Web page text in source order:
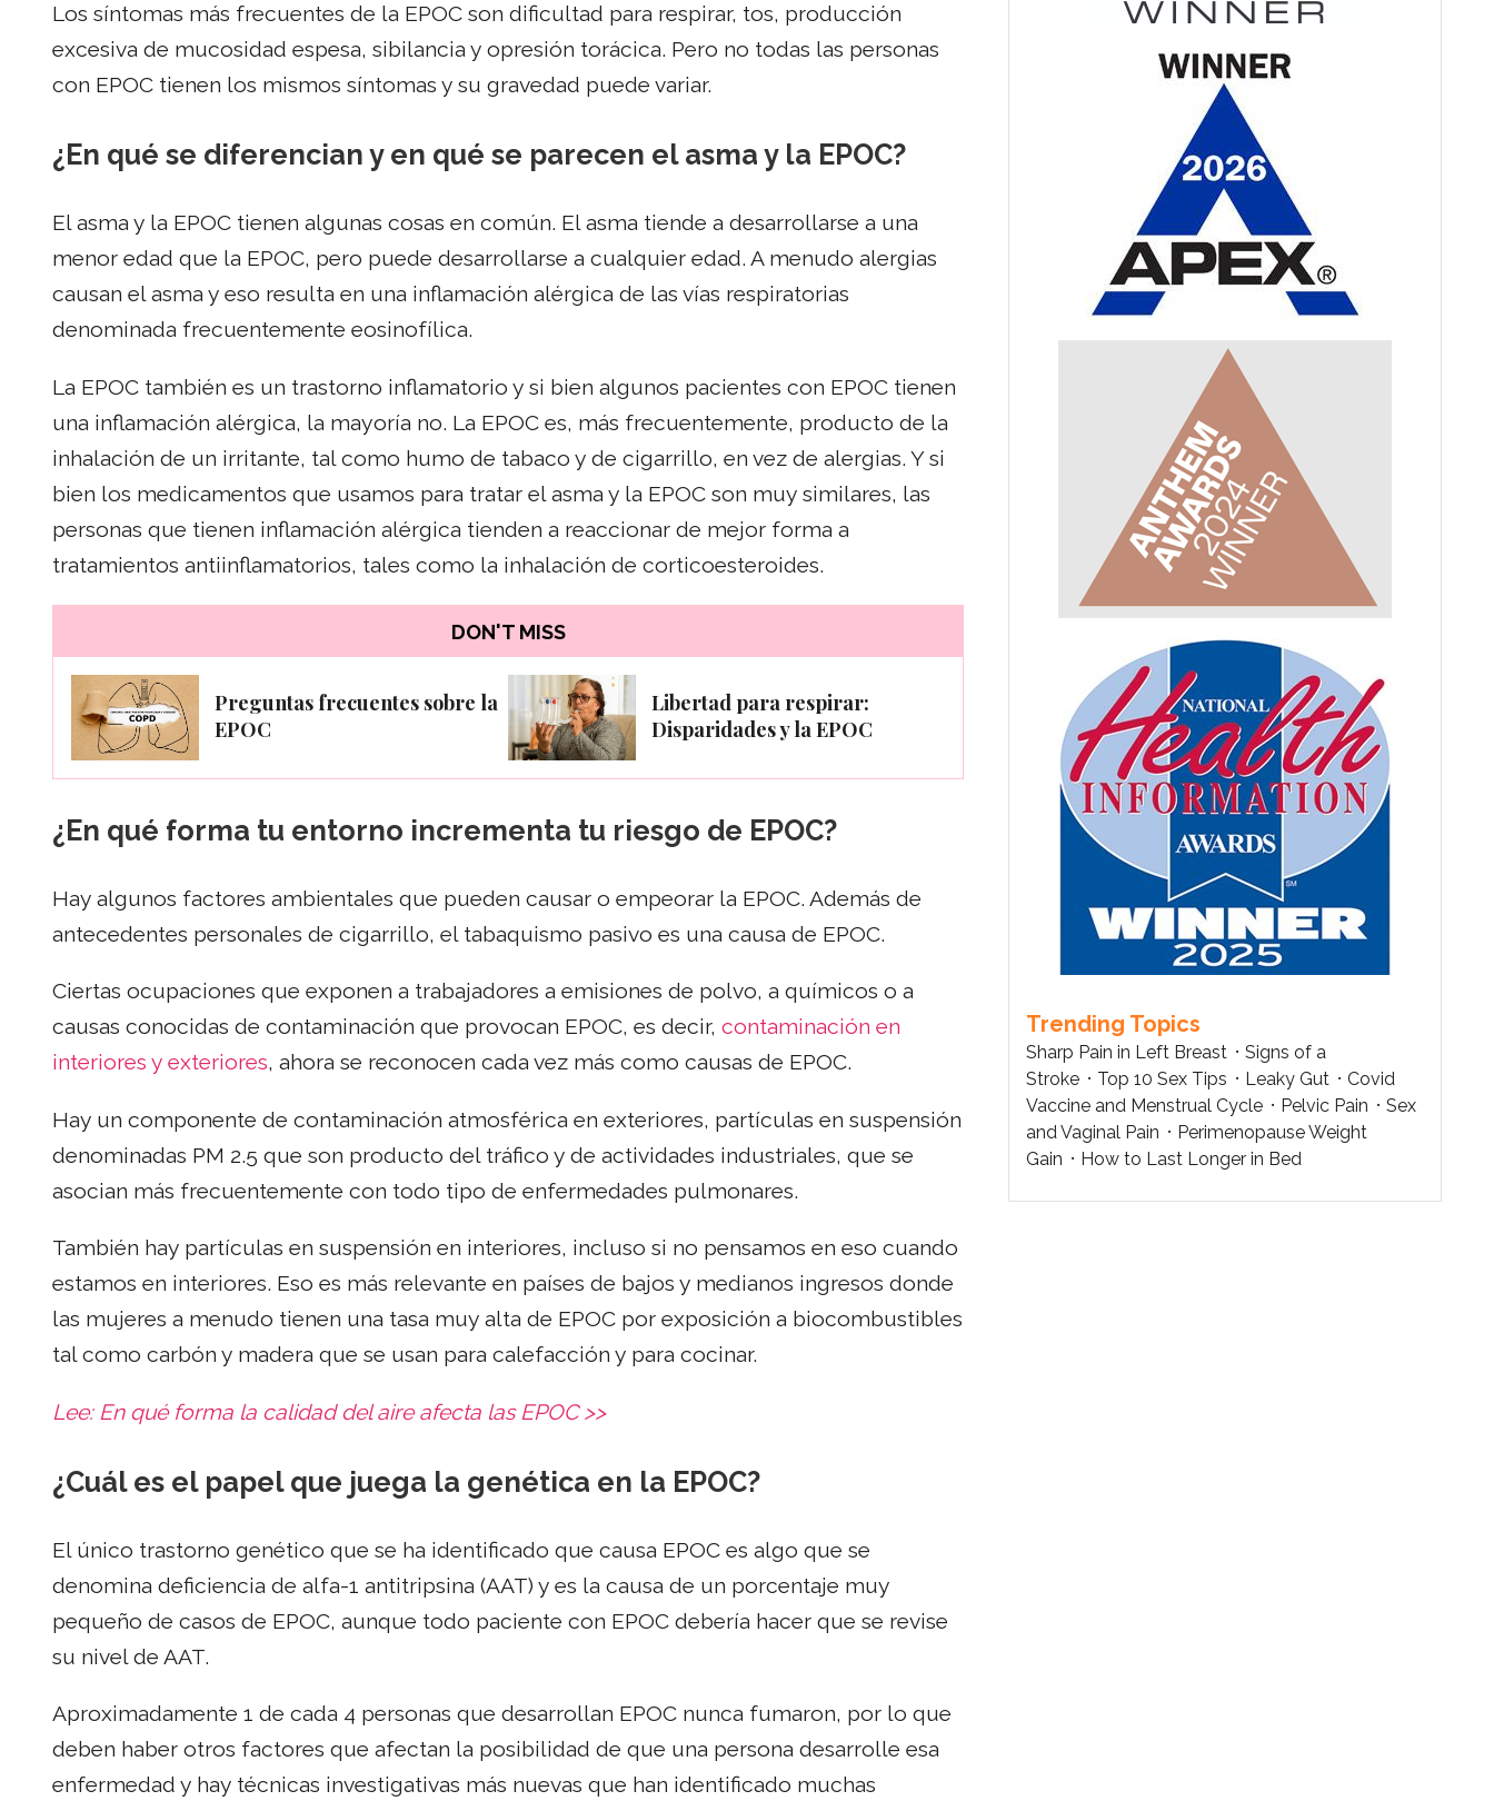
Los síntomas más frecuentes de la EPOC son dificultad para respirar, tos, producción
excesiva de mucosidad espesa, sibilancia y opresión torácica. Pero no todas las personas
con EPOC tienen los mismos síntomas y su gravedad puede variar.
¿En qué se diferencian y en qué se parecen el asma y la EPOC?
El asma y la EPOC tienen algunas cosas en común. El asma tiende a desarrollarse a una
menor edad que la EPOC, pero puede desarrollarse a cualquier edad. A menudo alergias
causan el asma y eso resulta en una inflamación alérgica de las vías respiratorias
denominada frecuentemente eosinofílica.
La EPOC también es un trastorno inflamatorio y si bien algunos pacientes con EPOC tienen
una inflamación alérgica, la mayoría no. La EPOC es, más frecuentemente, producto de la
inhalación de un irritante, tal como humo de tabaco y de cigarrillo, en vez de alergias. Y si
bien los medicamentos que usamos para tratar el asma y la EPOC son muy similares, las
personas que tienen inflamación alérgica tienden a reaccionar de mejor forma a
tratamientos antiinflamatorios, tales como la inhalación de corticoesteroides.
DON'T MISS
Preguntas frecuentes sobre la
EPOC
Libertad para respirar:
Disparidades y la EPOC
¿En qué forma tu entorno incrementa tu riesgo de EPOC?
Hay algunos factores ambientales que pueden causar o empeorar la EPOC. Además de
antecedentes personales de cigarrillo, el tabaquismo pasivo es una causa de EPOC.
Ciertas ocupaciones que exponen a trabajadores a emisiones de polvo, a químicos o a
causas conocidas de contaminación que provocan EPOC, es decir, contaminación en
interiores y exteriores, ahora se reconocen cada vez más como causas de EPOC.
Hay un componente de contaminación atmosférica en exteriores, partículas en suspensión
denominadas PM 2.5 que son producto del tráfico y de actividades industriales, que se
asocian más frecuentemente con todo tipo de enfermedades pulmonares.
También hay partículas en suspensión en interiores, incluso si no pensamos en eso cuando
estamos en interiores. Eso es más relevante en países de bajos y medianos ingresos donde
las mujeres a menudo tienen una tasa muy alta de EPOC por exposición a biocombustibles
tal como carbón y madera que se usan para calefacción y para cocinar.
Lee: En qué forma la calidad del aire afecta las EPOC >>
¿Cuál es el papel que juega la genética en la EPOC?
El único trastorno genético que se ha identificado que causa EPOC es algo que se
denomina deficiencia de alfa-1 antitripsina (AAT) y es la causa de un porcentaje muy
pequeño de casos de EPOC, aunque todo paciente con EPOC debería hacer que se revise
su nivel de AAT.
Aproximadamente 1 de cada 4 personas que desarrollan EPOC nunca fumaron, por lo que
deben haber otros factores que afectan la posibilidad de que una persona desarrolle esa
enfermedad y hay técnicas investigativas más nuevas que han identificado muchas
Trending Topics
Sharp Pain in Left Breast
Signs of a
Stroke
Top 10 Sex Tips Leaky Gut
Covid
Vaccine and Menstrual Cycle
Pelvic Pain
Sex
and Vaginal Pain
Perimenopause Weight
Gain
How to Last Longer in Bed